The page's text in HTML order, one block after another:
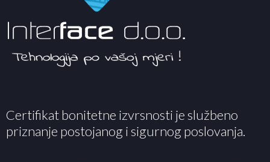
Certifikat bonitetne izvrsnosti je službeno
priznanje postojanog i sigurnog poslovanja.